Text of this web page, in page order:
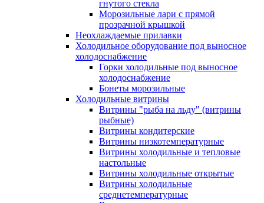
гнутого стекла
Морозильные лари с прямой
прозрачной крышкой
Неохлаждаемые прилавки
Холодильное оборудование под выносное
холодоснабжение
Горки холодильные под выносное
холодоснабжение
Бонеты морозильные
Холодильные витрины
Витрины "рыба на льду" (витрины
рыбные)
Витрины кондитерские
Витрины низкотемпературные
Витрины холодильные и тепловые
настольные
Витрины холодильные открытые
Витрины холодильные
среднетемпературные